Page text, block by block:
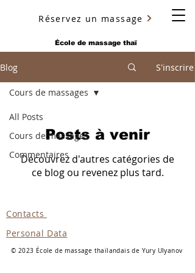
École de massage thaï
YURY ULYANOV
Réservez un massage
Blog S'inscrire
All Posts
Cours de massages
Commentaires
Cours de massages
Posts à venir
Découvrez d'autres catégories de
ce blog ou revenez plus tard.
Contacts
Personal Data
© 2023 École de massage thaïlandais de Yury Ulyanov